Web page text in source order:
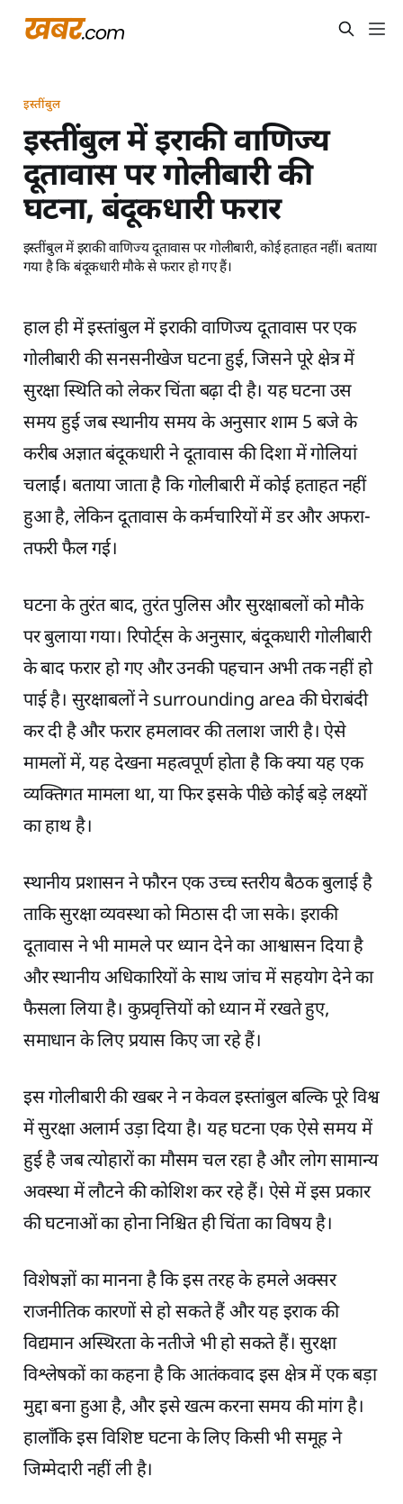
इस्तींबुल
इस्तींबुल में इराकी वाणिज्य
दूतावास पर गोलीबारी की
घटना, बंदूकधारी फरार
इस्तींबुल में इराकी वाणिज्य दूतावास पर गोलीबारी, कोई हताहत नहीं। बताया
गया है कि बंदूकधारी मौके से फरार हो गए हैं।
हाल ही में इस्तांबुल में इराकी वाणिज्य दूतावास पर एक
गोलीबारी की सनसनीखेज घटना हुई, जिसने पूरे क्षेत्र में
सुरक्षा स्थिति को लेकर चिंता बढ़ा दी है। यह घटना उस
समय हुई जब स्थानीय समय के अनुसार शाम 5 बजे के
करीब अज्ञात बंदूकधारी ने दूतावास की दिशा में गोलियां
चलाईं। बताया जाता है कि गोलीबारी में कोई हताहत नहीं
हुआ है, लेकिन दूतावास के कर्मचारियों में डर और अफरा-
तफरी फैल गई।
घटना के तुरंत बाद, तुरंत पुलिस और सुरक्षाबलों को मौके
पर बुलाया गया। रिपोर्ट्स के अनुसार, बंदूकधारी गोलीबारी
के बाद फरार हो गए और उनकी पहचान अभी तक नहीं हो
पाई है। सुरक्षाबलों ने surrounding area की घेराबंदी
कर दी है और फरार हमलावर की तलाश जारी है। ऐसे
मामलों में, यह देखना महत्वपूर्ण होता है कि क्या यह एक
व्यक्तिगत मामला था, या फिर इसके पीछे कोई बड़े लक्ष्यों
का हाथ है।
स्थानीय प्रशासन ने फौरन एक उच्च स्तरीय बैठक बुलाई है
ताकि सुरक्षा व्यवस्था को मिठास दी जा सके। इराकी
दूतावास ने भी मामले पर ध्यान देने का आश्वासन दिया है
और स्थानीय अधिकारियों के साथ जांच में सहयोग देने का
फैसला लिया है। कुप्रवृत्तियों को ध्यान में रखते हुए,
समाधान के लिए प्रयास किए जा रहे हैं।
इस गोलीबारी की खबर ने न केवल इस्तांबुल बल्कि पूरे विश्व
में सुरक्षा अलार्म उड़ा दिया है। यह घटना एक ऐसे समय में
हुई है जब त्योहारों का मौसम चल रहा है और लोग सामान्य
अवस्था में लौटने की कोशिश कर रहे हैं। ऐसे में इस प्रकार
की घटनाओं का होना निश्चित ही चिंता का विषय है।
विशेषज्ञों का मानना है कि इस तरह के हमले अक्सर
राजनीतिक कारणों से हो सकते हैं और यह इराक की
विद्यमान अस्थिरता के नतीजे भी हो सकते हैं। सुरक्षा
विश्लेषकों का कहना है कि आतंकवाद इस क्षेत्र में एक बड़ा
मुद्दा बना हुआ है, और इसे खत्म करना समय की मांग है।
हालाँकि इस विशिष्ट घटना के लिए किसी भी समूह ने
जिम्मेदारी नहीं ली है।